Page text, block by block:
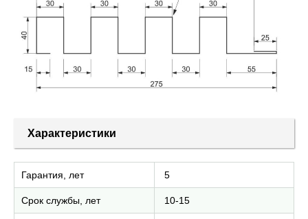
Характеристики
Гарантия, лет 5
Срок службы, лет 10-15